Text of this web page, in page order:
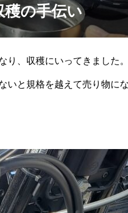
穫の手伝い
り、収穫にいってきました
いと規格を越えて売り物に